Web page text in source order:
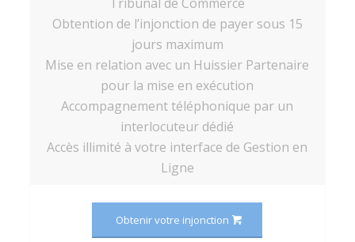
Obtention de l’injonction de payer sous 15
jours maximum
Mise en relation avec un Huissier Partenaire
pour la mise en exécution
Accompagnement téléphonique par un
interlocuteur dédié
Accès illimité à votre interface de Gestion en
Ligne
Obtenir votre injonction